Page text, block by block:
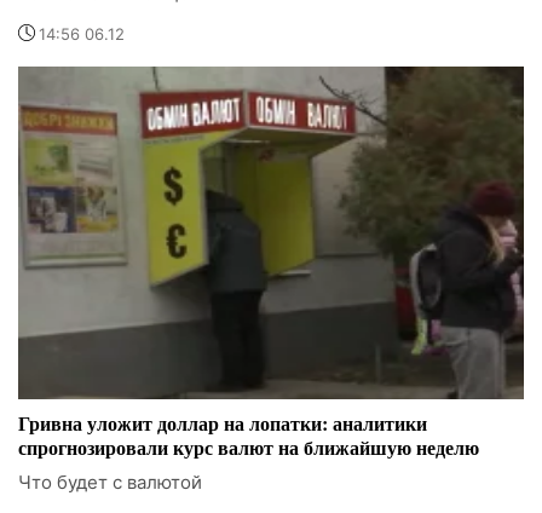
14:56 06.12
Гривна уложит доллар на лопатки: аналитики
спрогнозировали курс валют на ближайшую неделю
Что будет с валютой